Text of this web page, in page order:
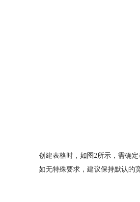
创建表格时，如图2所示，需确
如无特殊要求，建议保持默认的